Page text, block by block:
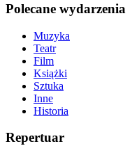
Polecane wydarzenia
Muzyka
Teatr
Film
Książki
Sztuka
Inne
Historia
Repertuar